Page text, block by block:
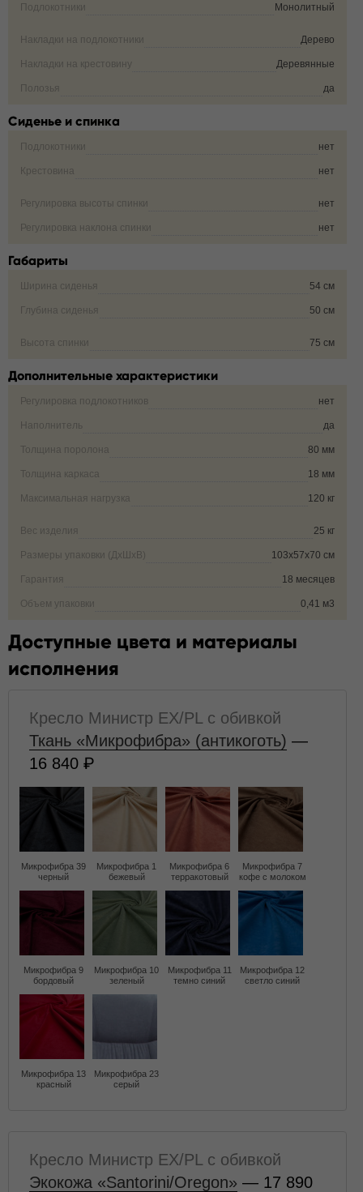
Подлокотники Монолитный
Накладки на подлокотники Дерево
Накладки на крестовину Деревянные
Полозья да
Сиденье и спинка
Подлокотники нет
Крестовина нет
Регулировка высоты спинки нет
Регулировка наклона спинки нет
Габариты
Ширина сиденья 54 см
Глубина сиденья 50 см
Высота спинки 75 см
Дополнительные характеристики
Регулировка подлокотников нет
Наполнитель да
Толщина поролона 80 мм
Толщина каркаса 18 мм
Максимальная нагрузка 120 кг
Вес изделия 25 кг
Размеры упаковки (ДxШxВ) 103x57x70 см
Гарантия 18 месяцев
Объем упаковки 0,41 м3
Доступные цвета и материалы
исполнения
Кресло Министр EX/PL с обивкой
Ткань «Микрофибра» (антикоготь) —
16 840
Микрофибра 39
черный
Микрофибра 1
бежевый
Микрофибра 6
терракотовый
Микрофибра 7
кофе с молоком
Микрофибра 9
бордовый
Микрофибра 10
зеленый
Микрофибра 11
темно синий
Микрофибра 12
светло синий
Микрофибра 13
красный
Микрофибра 23
серый
Кресло Министр EX/PL с обивкой
Экокожа «Santorini/Oregon» — 17 890